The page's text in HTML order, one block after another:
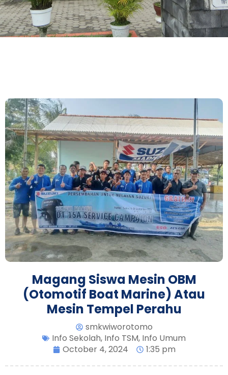
Magang Siswa Mesin OBM
(Otomotif Boat Marine) Atau
Mesin Tempel Perahu
smkwiworotomo
Info Sekolah, Info TSM, Info Umum
October 4, 2024
1:35 pm